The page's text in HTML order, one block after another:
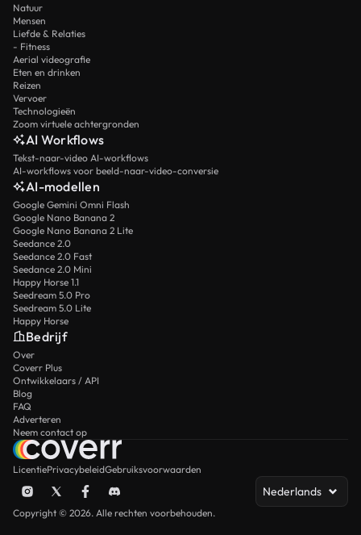
Natuur
Mensen
Liefde & Relaties
- Fitness
Aerial videografie
Eten en drinken
Reizen
Vervoer
Technologieën
Zoom virtuele achtergronden
AI Workflows
Tekst-naar-video AI-workflows
AI-workflows voor beeld-naar-video-conversie
AI-modellen
Google Gemini Omni Flash
Google Nano Banana 2
Google Nano Banana 2 Lite
Seedance 2.0
Seedance 2.0 Fast
Seedance 2.0 Mini
Happy Horse 1.1
Seedream 5.0 Pro
Seedream 5.0 Lite
Happy Horse
Bedrijf
Over
Coverr Plus
Ontwikkelaars / API
Blog
FAQ
Adverteren
Neem contact op
LicentiePrivacybeleidGebruiksvoorwaarden
Nederlands
Copyright © 2026. Alle rechten voorbehouden.